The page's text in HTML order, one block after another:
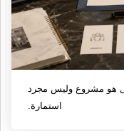
هو مشروع وليس مجرد
استمارة.